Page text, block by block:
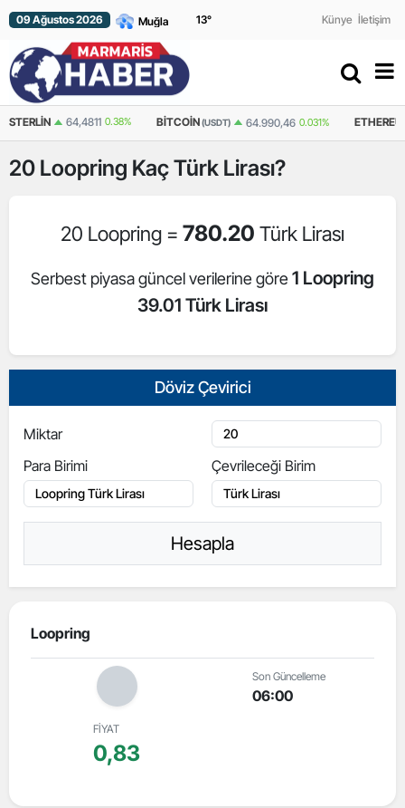
09 Ağustos 2026 13° Künye İletişim
64,4811 0.38% BITCOIN (USDT) 64.990,46 0.031% ETHEREUM(USDT)
20 Loopring Kaç Türk Lirası?
20 Loopring = 780.20 Türk Lirası
Serbest piyasa güncel verilerine göre 1 Loopring
39.01 Türk Lirası
Döviz Çevirici
Miktar
Para Birimi
Çevrileceği Birim
Hesapla
Loopring
Son Güncelleme
06:00
FİYAT
0,83